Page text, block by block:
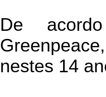
De
nestes 14